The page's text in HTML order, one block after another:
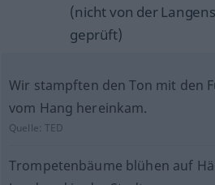
(nicht von der
geprüft)
Wir stampften den Ton mit den
vom Hang hereinkam.
Quelle:TED
Trompetenbäume blühen auf